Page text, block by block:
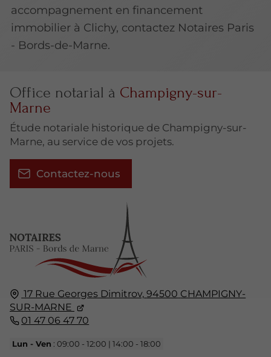
accompagnement en financement
immobilier à Clichy, contactez Notaires Paris
- Bords-de-Marne.
17 Rue Georges Dimitrov, 94500 CHAMPIGNY-
SUR-MARNE
01 47 06 47 70
Lun - Ven : 09:00 - 12:00 | 14:00 - 18:00
Office notarial à Champigny-sur-
Marne
Étude notariale historique de Champigny-sur-
Marne, au service de vos projets.
Contactez-nous